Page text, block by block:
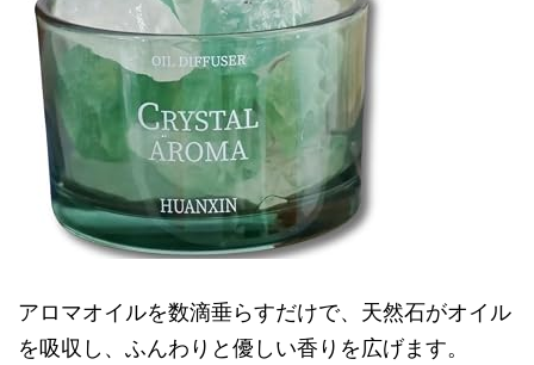
アロマオイルを数滴垂らすだけで、天然石がオイル
を吸収し、ふんわりと優しい香りを広げます。